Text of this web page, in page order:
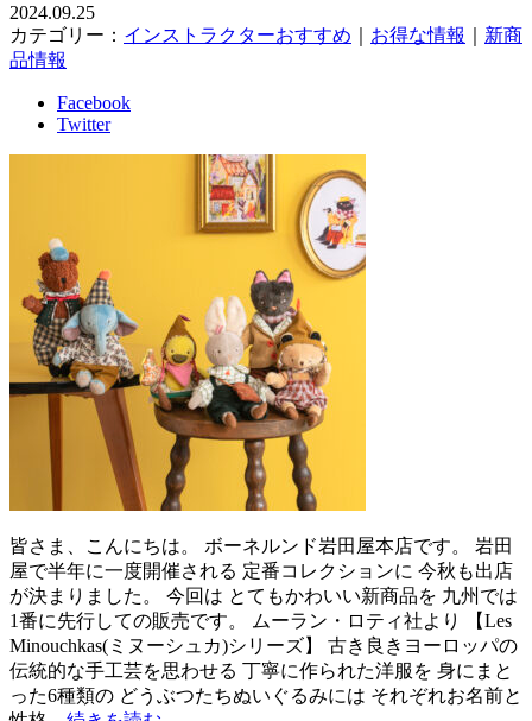
2024.09.25
カテゴリー： インストラクターおすすめ お得な情報
新商
品情報
Facebook
Twitter
皆さま、こんにちは。 ボーネルンド岩田屋本店です。 岩田
屋で半年に一度開催される 定番コレクションに 今秋も出店
が決まりました。 今回は とてもかわいい新商品を 九州では
1番に先行しての販売です。 ムーラン・ロティ社より 【Les
Minouchkas(ミヌーシュカ)シリーズ】 古き良きヨーロッパの
伝統的な手工芸を思わせる 丁寧に作られた洋服を 身にまと
った6種類の どうぶつたちぬいぐるみには それぞれお名前と